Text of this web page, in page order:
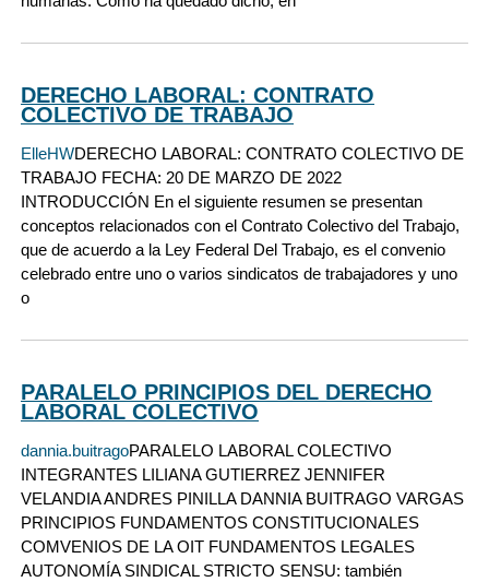
DERECHO LABORAL: CONTRATO
COLECTIVO DE TRABAJO
ElleHWDERECHO LABORAL: CONTRATO COLECTIVO DE
TRABAJO FECHA: 20 DE MARZO DE 2022
INTRODUCCIÓN En el siguiente resumen se presentan
conceptos relacionados con el Contrato Colectivo del Trabajo,
que de acuerdo a la Ley Federal Del Trabajo, es el convenio
celebrado entre uno o varios sindicatos de trabajadores y uno
o
PARALELO PRINCIPIOS DEL DERECHO
LABORAL COLECTIVO
dannia.buitragoPARALELO LABORAL COLECTIVO
INTEGRANTES LILIANA GUTIERREZ JENNIFER
VELANDIA ANDRES PINILLA DANNIA BUITRAGO VARGAS
PRINCIPIOS FUNDAMENTOS CONSTITUCIONALES
COMVENIOS DE LA OIT FUNDAMENTOS LEGALES
AUTONOMÍA SINDICAL STRICTO SENSU: también